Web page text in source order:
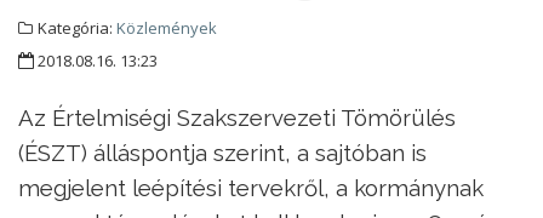
Kategória: Közlemények
2018.08.16. 13:23
Az Értelmiségi Szakszervezeti Tömörülés
(ÉSZT) álláspontja szerint, a sajtóban is
megjelent leépítési tervekről, a kormánynak